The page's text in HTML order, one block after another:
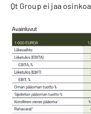
Qt Group ei jaa osinkoa.